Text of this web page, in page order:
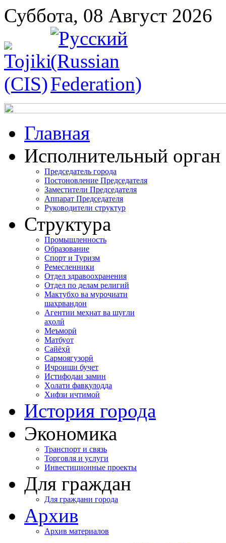
Суббота, 08 Август 2026
Главная
Исполнительный орган
Председатель города
Постоновление Председателя
Заместители Председателя
Аппарат Председателя
Руководители структур
Структура
Промышленность
Образование
Спорт и Туризм
Ремесленники
Отдел здравоохранения
Отдел по делам религий
Мактубҳо ва муроҷиати
шаҳрвандон
Агентии меҳнат ва шуғли
аҳолӣ
Меъморӣ
Матбуот
Сайёҳӣ
Сармоягузорӣ
Иҷроиши буҷет
Истифодаи замин
Ҳолати фавқулодда
Хифзи иҷтимоӣ
История города
Экономика
Транспорт и связь
Торговля и услуги
Инвестиционные проекты
Для граждан
Для граждани города
Архив
Архив материалов